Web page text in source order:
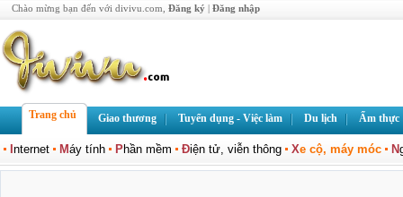
Chào mừng bạn đến với divivu.com, Đăng ký | Đăng nhập
Trang chủ Giao thương Tuyển dụng - Việc làm Du lịch Ẩm thực
nternet Máy tính Phần mềm Điện tử, viễn thông Xe cộ, máy móc N